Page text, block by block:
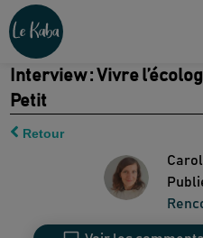
Interview : Vivre
Petit
Retour